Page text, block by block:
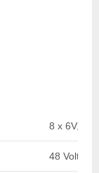
8 x 6V,
48 Volts